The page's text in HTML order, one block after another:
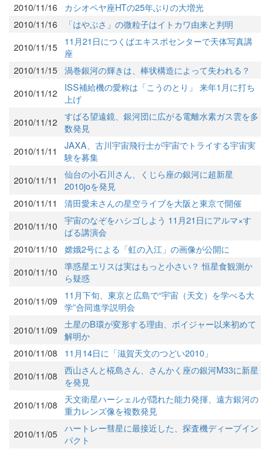
2010/11/16
カシオペヤ座HTの25年ぶりの大増光
2010/11/16
「はやぶさ」の微粒子はイトカワ由来と判明
2010/11/15
11月21日につくばエキスポセンターで天体写真講
座
2010/11/15 渦巻銀河の輝きは、棒状構造によって失われる？
2010/11/12
ISS補給機の愛称は「こうのとり」 来年1月に打ち
上げ
2010/11/12 すばる望遠鏡、銀河団に広がる電離水素ガス雲を多
数発見
2010/11/11
JAXA、古川宇宙飛行士が宇宙でトライする宇宙実
験を募集
2010/11/11
仙台の小石川さん、くじら座の銀河に超新星
2010joを発見
2010/11/11
清田愛未さんの星空ライブを大阪と東京で開催
2010/11/10 宇宙のなぞをハシゴしよう 11月21日にアルマ×す
ばる講演会
2010/11/10 嫦娥2号による「虹の入江」の画像が公開に
2010/11/10 準惑星エリスは実はもっと小さい？ 恒星食観測か
ら疑惑
2010/11/09
11月下旬、東京と広島で“宇宙（天文）を学べる大
学”合同進学説明会
2010/11/09 土星のB環が変形する理由、ボイジャー以来初めて
解明か
2010/11/08
11月14日に「滋賀天文のつどい2010」
2010/11/08 西山さんと椛島さん、さんかく座の銀河M33に新星
を発見
2010/11/08
天文衛星ハーシェルが隠れた能力発揮、遠方銀河の
重力レンズ像を複数発見
2010/11/05 ハートレー彗星に最接近した、探査機ディープイン
パクト